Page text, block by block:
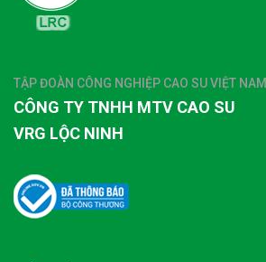
TẬP ĐOÀN CÔNG NGHIỆP CAO SU VIỆT NAM
CÔNG TY TNHH MTV CAO SU
VRG LỘC NINH